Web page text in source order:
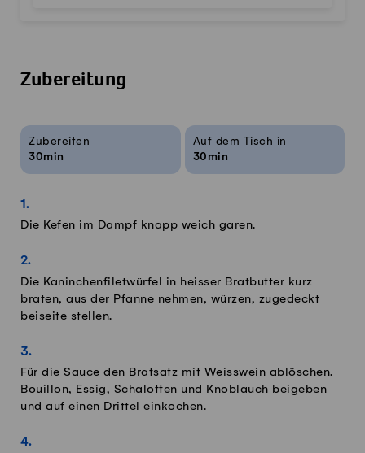
Zubereitung
Rezeptinfos
Zubereiten
30min
Auf dem Tisch in
30min
Die Kefen im Dampf knapp weich garen.
Die Kaninchenfiletwürfel in heisser Bratbutter kurz
braten, aus der Pfanne nehmen, würzen, zugedeckt
beiseite stellen.
Für die Sauce den Bratsatz mit Weisswein ablöschen.
Bouillon, Essig, Schalotten und Knoblauch beigeben
und auf einen Drittel einkochen.